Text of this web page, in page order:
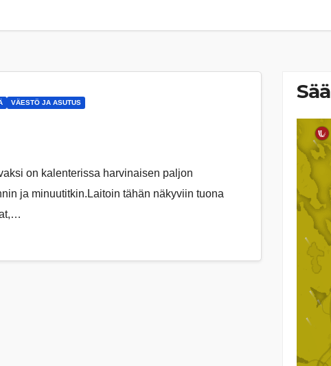
VÄESTÖ JA ASUTUS
on kalenterissa harvinaisen paljon
ja minuutitkin.Laitoin tähän näkyviin tuona
Sää